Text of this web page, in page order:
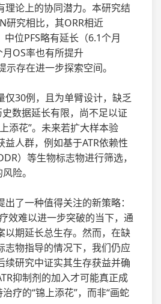
理论上的协同潜力。本研究结
研究相比，其ORR相近
中位PFS略有延长（6.1个月
OS率也有所提升
示存在进一步探索空间。
仅30例，且为单臂设计，缺乏
数据延长有限，尚不足以证
添花”。未来若扩大样本验
益人群，例如基于ATR依赖性
）等生物标志物进行筛选，
险。
了一种值得关注的新策略：
效难以进一步突破的当下，通
以期延长总生存。然而，在缺
志物指导的情况下，我们仍应
续研究中证实其生存获益并确
抑制剂的加入才可能真正成
治疗的“锦上添花”，而非“画蛇